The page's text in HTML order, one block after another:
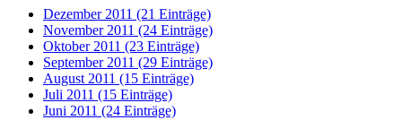
Dezember 2011 (21 Einträge)
November 2011 (24 Einträge)
Oktober 2011 (23 Einträge)
September 2011 (29 Einträge)
August 2011 (15 Einträge)
Juli 2011 (15 Einträge)
Juni 2011 (24 Einträge)